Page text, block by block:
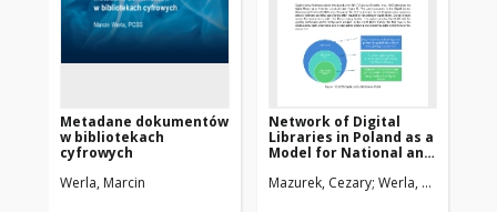
Metadane dokumentów
w bibliotekach
cyfrowych
Werla, Marcin
Network of Digital
Libraries in Poland as a
Model for National and
Cooperation
Mazurek, Cezary Werla, Marcin